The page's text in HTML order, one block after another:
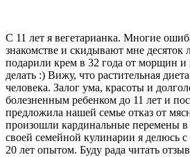
С 11 лет я вегетарианка. Многие
знакомстве и скидывают мне
подарили крем в 32 года от морщин и
делать :) Вижу, что растительная
человека. Залог ума, красоты и
болезненным ребенком до 11 лет и
предложила нашей семье отказ от
произошли кардинальные перемены в
своей семейной кулинарии я делюсь
20 лет опытом. Буду рада читать